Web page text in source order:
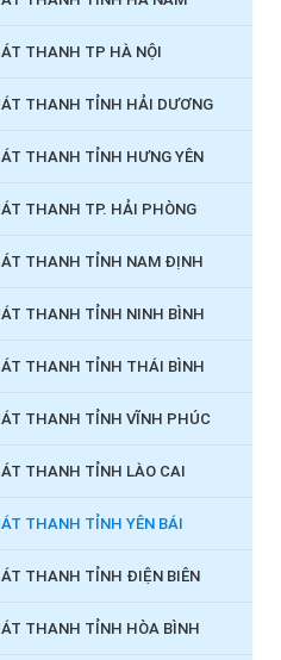
THANH TP HÀ NỘI
THANH TỈNH HẢI DƯƠNG
THANH TỈNH HƯNG YÊN
THANH TP. HẢI PHÒNG
THANH TỈNH NAM ĐỊNH
THANH TỈNH NINH BÌNH
THANH TỈNH THÁI BÌNH
THANH TỈNH VĨNH PHÚC
THANH TỈNH LÀO CAI
THANH TỈNH YÊN BÁI
THANH TỈNH ĐIỆN BIÊN
THANH TỈNH HÒA BÌNH